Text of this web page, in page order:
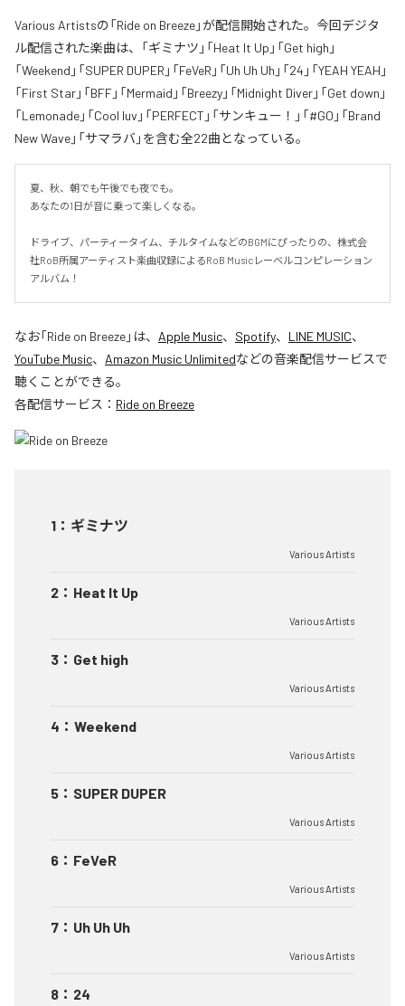
Various Artistsの「Ride on Breeze」が配信開始された。今回デジタ
ル配信された楽曲は、「ギミナツ」「Heat It Up」「Get high」
「Weekend」「SUPER DUPER」「FeVeR」「Uh Uh Uh」「24」「YEAH YEAH」
「First Star」「BFF」「Mermaid」「Breezy」「Midnight Diver」「Get down」
「Lemonade」「Cool luv」「PERFECT」「サンキュー！」「#GO」「Brand
New Wave」「サマラバ」を含む全22曲となっている。
夏、秋、朝でも午後でも夜でも。
あなたの1日が音に乗って楽しくなる。
ドライブ、パーティータイム、チルタイムなどのBGMにぴったりの、株式会
社RoB所属アーティスト楽曲収録によるRoB Musicレーベルコンピレーション
アルバム！
なお「Ride on Breeze」は、 Apple Music、 Spotify、 LINE MUSIC、
YouTube Music、 Amazon Music Unlimitedなどの音楽配信サービスで
聴くことができる。
各配信サービス： Ride on Breeze
1 ： ギミナツ
Various Artists
2 ： Heat It Up
Various Artists
3 ： Get high
Various Artists
4 ： Weekend
Various Artists
5 ： SUPER DUPER
Various Artists
6 ： FeVeR
Various Artists
7 ： Uh Uh Uh
Various Artists
8 ： 24